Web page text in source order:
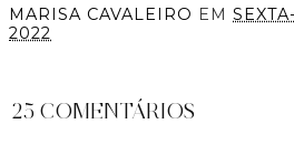
MARISA CAVALEIRO EM
2022
25 COMENTÁRIOS